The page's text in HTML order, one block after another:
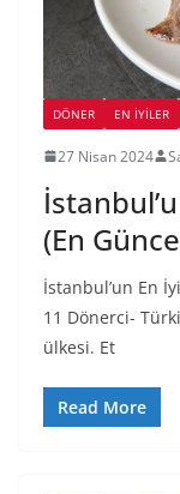
DÖNER EN İYILER
27 Nisan 2024
(En
İstanbul’un En
11 Dönerci-
ülkesi. Et
Read More